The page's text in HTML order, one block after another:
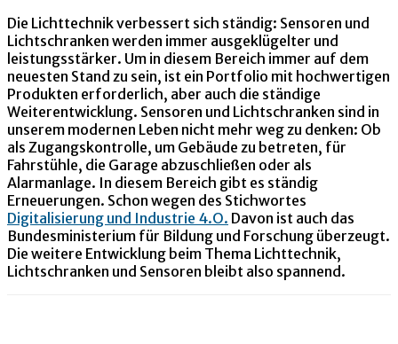
Die Lichttechnik verbessert sich ständig: Sensoren und
Lichtschranken werden immer ausgeklügelter und
leistungsstärker. Um in diesem Bereich immer auf dem
neuesten Stand zu sein, ist ein Portfolio mit hochwertigen
Produkten erforderlich, aber auch die ständige
Weiterentwicklung. Sensoren und Lichtschranken sind in
unserem modernen Leben nicht mehr weg zu denken: Ob
als Zugangskontrolle, um Gebäude zu betreten, für
Fahrstühle, die Garage abzuschließen oder als
Alarmanlage. In diesem Bereich gibt es ständig
Erneuerungen. Schon wegen des Stichwortes
Digitalisierung und Industrie 4.O. Davon ist auch das
Bundesministerium für Bildung und Forschung überzeugt.
Die weitere Entwicklung beim Thema Lichttechnik,
Lichtschranken und Sensoren bleibt also spannend.